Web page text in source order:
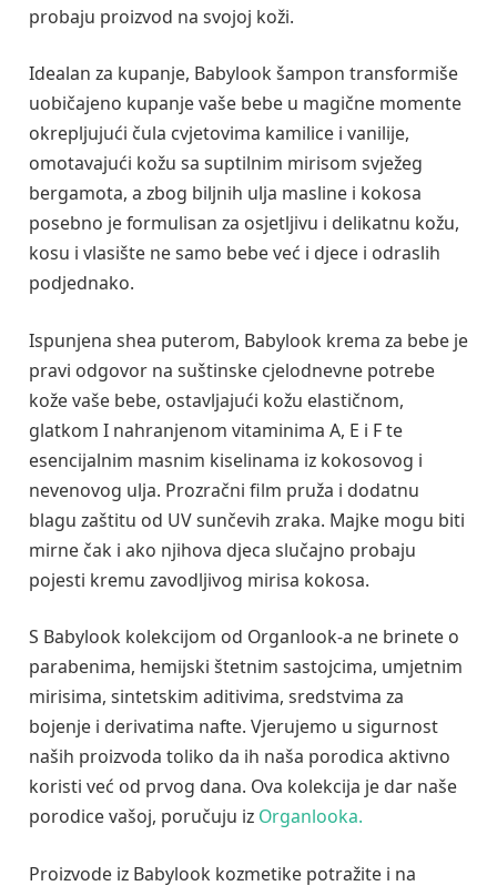
probaju proizvod na svojoj koži.
Idealan za kupanje, Babylook šampon transformiše
uobičajeno kupanje vaše bebe u magične momente
okrepljujući čula cvjetovima kamilice i vanilije,
omotavajući kožu sa suptilnim mirisom svježeg
bergamota, a zbog biljnih ulja masline i kokosa
posebno je formulisan za osjetljivu i delikatnu kožu,
kosu i vlasište ne samo bebe već i djece i odraslih
podjednako.
Ispunjena shea puterom, Babylook krema za bebe je
pravi odgovor na suštinske cjelodnevne potrebe
kože vaše bebe, ostavljajući kožu elastičnom,
glatkom I nahranjenom vitaminima A, E i F te
esencijalnim masnim kiselinama iz kokosovog i
nevenovog ulja. Prozračni film pruža i dodatnu
blagu zaštitu od UV sunčevih zraka. Majke mogu biti
mirne čak i ako njihova djeca slučajno probaju
pojesti kremu zavodljivog mirisa kokosa.
S Babylook kolekcijom od Organlook-a ne brinete o
parabenima, hemijski štetnim sastojcima, umjetnim
mirisima, sintetskim aditivima, sredstvima za
bojenje i derivatima nafte. Vjerujemo u sigurnost
naših proizvoda toliko da ih naša porodica aktivno
koristi već od prvog dana. Ova kolekcija je dar naše
porodice vašoj, poručuju iz Organlooka.
Proizvode iz Babylook kozmetike potražite i na